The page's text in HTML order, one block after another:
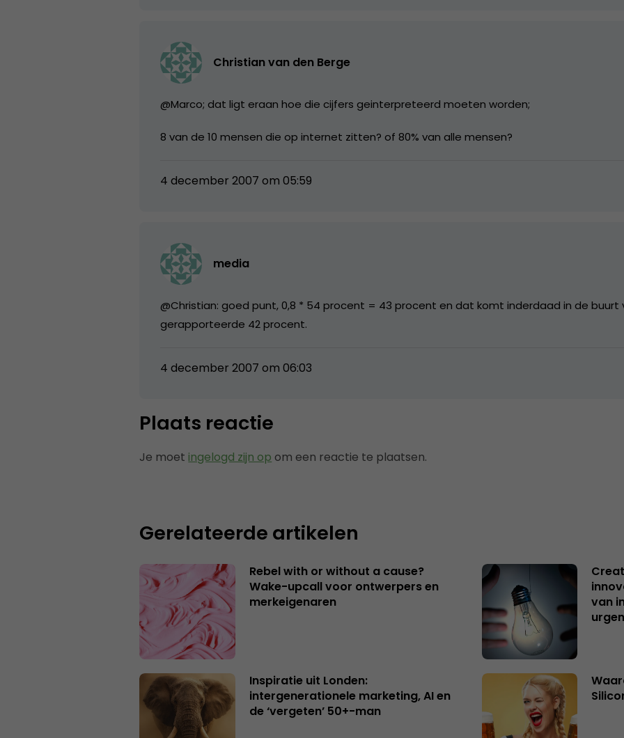
Christian van den Berge
@Marco; dat ligt eraan hoe die cijfers geinterpreteerd moeten worden;
8 van de 10 mensen die op internet zitten? of 80% van alle mensen?
4 december 2007 om 05:59
media
@Christian: goed punt, 0,8 * 54 procent = 43 procent en dat komt inderdaad in de buurt
gerapporteerde 42 procent.
4 december 2007 om 06:03
Plaats reactie
Je moet ingelogd zijn op om een reactie te plaatsen.
Gerelateerde artikelen
Rebel with or without a cause?
Wake-upcall voor ontwerpers en
merkeigenaren
van
Inspiratie uit Londen:
intergenerationele marketing, AI en
de ‘vergeten’ 50+-man